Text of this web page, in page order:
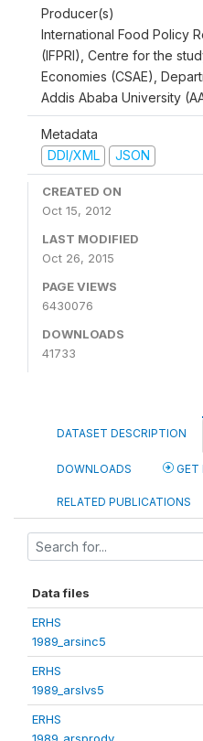
Producer(s)
International Food Policy
(IFPRI), Centre for the
Economies (CSAE),
Addis Ababa University
Metadata
DDI/XML
JSON
CREATED ON
Oct 15, 2012
LAST MODIFIED
Oct 26, 2015
PAGE VIEWS
6430076
DOWNLOADS
41733
DATASET DESCRIPTION
DOWNLOADS GET
RELATED PUBLICATIONS
Data files
ERHS
1989_arsinc5
ERHS
1989_arslvs5
ERHS
1989_arsprodv